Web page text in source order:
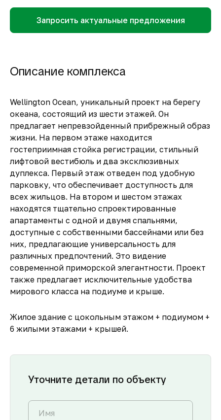
Запросить актуальные предложения
Описание комплекса
Wellington Ocean, уникальный проект на берегу
океана, состоящий из шести этажей. Он
предлагает непревзойденный прибрежный образ
жизни. На первом этаже находится
гостеприимная стойка регистрации, стильный
лифтовой вестибюль и два эксклюзивных
дуплекса. Первый этаж отведен под удобную
парковку, что обеспечивает доступность для
всех жильцов. На втором и шестом этажах
находятся тщательно спроектированные
апартаменты с одной и двумя спальнями,
доступные с собственными бассейнами или без
них, предлагающие универсальность для
различных предпочтений. Это видение
современной приморской элегантности. Проект
также предлагает исключительные удобства
мирового класса на подиуме и крыше.
Жилое здание с цокольным этажом + подиумом +
6 жилыми этажами + крышей.
Уточните детали по объекту